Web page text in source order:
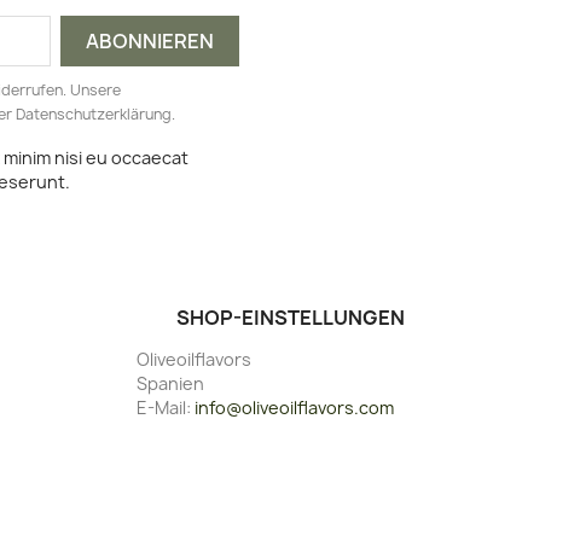
Unsere
Datenschutzerklärung.
nisi eu occaecat
SHOP-EINSTELLUNGEN
Oliveoilflavors
Spanien
E-Mail: info@oliveoilflavors.com